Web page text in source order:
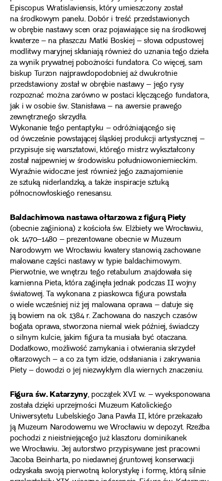
Episcopus Wratislaviensis, który umieszczony został
na środkowym panelu. Dobór i treść przedstawionych
w obrębie nastawy scen oraz pojawiające się na środkowej
kwaterze – na płaszczu Matki Boskiej – słowa odpustowej
modlitwy maryjnej skłaniają również do uznania tego dzieła
za wynik prywatnej pobożności fundatora. Co więcej, sam
biskup Turzon najprawdopodobniej aż dwukrotnie
przedstawiony został w obrębie nastawy – jego rysy
rozpoznać można zarówno w postaci klęczącego fundatora,
jak i w osobie św. Stanisława – na awersie prawego
zewnętrznego skrzydła.
Wykonanie tego pentaptyku – odróżniającego się
od ówcześnie powstającej śląskiej produkcji artystycznej –
przypisuje się warsztatowi, którego mistrz wykształcony
został najpewniej w środowisku południowoniemieckim.
Wyraźnie widoczne jest również jego zaznajomienie
ze sztuką niderlandzką, a także inspiracje sztuką
północnowłoskiego renesansu.
Baldachimowa nastawa ołtarzowa z figurą Piety
(obecnie zaginiona) z kościoła św. Elżbiety we Wrocławiu,
ok. 1470–1480 – prezentowane obecnie w Muzeum
Narodowym we Wrocławiu kwatery stanowią zachowane
malowane części nastawy w typie baldachimowym.
Pierwotnie, we wnętrzu tego retabulum znajdowała się
kamienna Pieta, która zaginęła jednak podczas II wojny
światowej. Ta wykonana z piaskowca figura powstała
o wiele wcześniej niż jej malowana oprawa – datuje się
ją bowiem na ok. 1384 r. Zachowana do naszych czasów
bogata oprawa, stworzona niemal wiek później, świadczy
o silnym kulcie, jakim figura ta musiała być otaczana.
Dodatkowo, możliwość zamykania i otwierania skrzydeł
ołtarzowych – a co za tym idzie, odsłaniania i zakrywania
Piety – dowodzi o jej niezwykłym dla wiernych znaczeniu.
Figura św. Katarzyny, początek XVI w. – wyeksponowana
została dzięki uprzejmości Muzeum Katolickiego
Uniwersytetu Lubelskiego Jana Pawła II, które przekazało
ją Muzeum Narodowemu we Wrocławiu w depozyt. Rzeźba
pochodzi z nieistniejącego już klasztoru dominikanek
we Wrocławiu. Jej autorstwo przypisywane jest pracowni
Jacoba Beinharta, po niedawnej gruntowej konserwacji
odzyskała swoją pierwotną kolorystykę i formę, którą silnie